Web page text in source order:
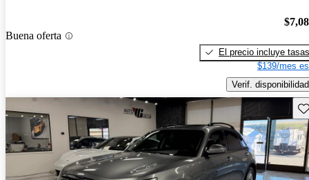
Buena oferta
El precio incluye tasas
$139/mes
Verif. disponibilidad